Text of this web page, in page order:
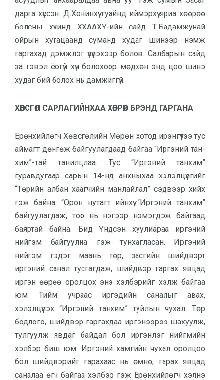
дарга хүс­сэн. Д.Хонинхүү гуайнд иймэрхүү яриа хөөрөө
болс­ны хүчинд ХХААХҮ-ийн сайд Т.Бадамжунай
ойрын хуга­цаанд суманд худаг шинээр нэмж
гаргахад дэмжлэг үзүү­лэхээр болов. Салбарын сайд
за гэвэл ёогүй хүн боло­хоор мөдхөн энд цоо шинэ
ху­даг бий болох нь дамжиггүй.
ХӨВСГӨЛ САРЛАГИЙНХАА ХӨӨВРӨӨР БРЭНД ГАРГАНА
Ерөнхийлөгч Хөвсгөлийн Мөрөн хотод ирэнгүүтээ тус
аймагт дөнгөж байгуулагдаад байгаа “Иргэний тан­
хим”-тай танилцлаа. Тус “Иргэний танхим”
гуравдугаар сарын 14-нд анхныхаа хэлэлцүүлгийг
“Төрийн албан хаагчийн манлайлал” сэдвээр хийх
гэж байна. “Орон нутагт ийнхүү “Иргэний танхим”
байгуулагдаж, тоо нь нэгээр нэмэгдэж байгаад
баяртай байна. Бид Үндсэн хуулиараа иргэний
нийгэм байгуулна гэж тунхагласан. Иргэний
нийгэм гэдэг маань төр, засгийн шийдвэрт
иргэний санал тусгагдаж, шийдвэр гаргах явцад
иргэн өөрөө оролцох энэ хэлбэрийг хэлж байгаа
юм. Тийм учраас иргэдийн саналыг авах,
хэлэлцүүлэх “Иргэний танхим” туйлын чухал. Төр
бодлого, шийдвэр гаргахдаа ир­гэ­нээ­рээ шахуулж,
тулгуулж явдаг байдал бол иргэнлэг нийгмийн
хэлбэр биш юм. Иргэний хамгийн чухал оролцоо
бол шийдвэрийг гарахаас нь өмнө, га­рах явцад
саналаа өгч байгаа хэл­бэр гэж Ерөнхийлөгч хэлнэ